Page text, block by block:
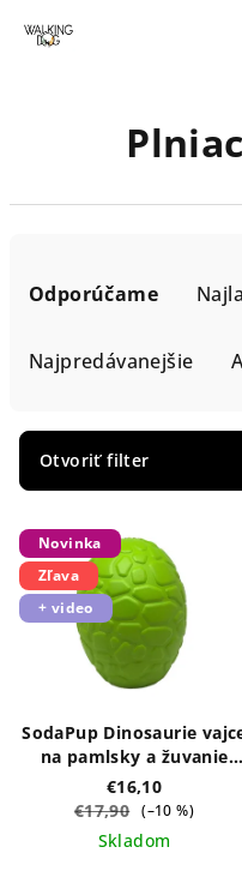
p
r
o
d
u
o
Odporúčame
Najpredávanejšie
Otvoriť filter
V
ý
p
r
Novinka
Zľava
+ video
SodaPup Dinosaurie
na pamlsky a žuvanie
Original - zelené
€16,10
€17,90 (–10 %)
Skladom